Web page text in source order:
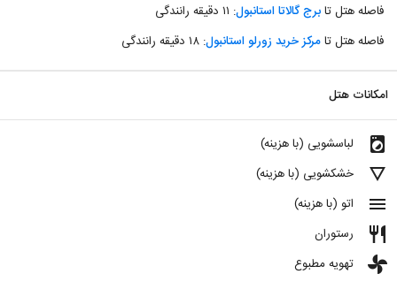
فاصله هتل تابرج گالاتا استانبول: ۱۱ دقیقه رانندگی
فاصله هتل تامرکز خرید زورلو استانبول: ۱۸ دقیقه رانندگی
امکانات هتل
local_laundry_service لباسشویی (با هزینه)
details خشکشویی (با هزینه)
menu اتو (با هزینه)
restaurant رستوران
toys تهویه مطبوع